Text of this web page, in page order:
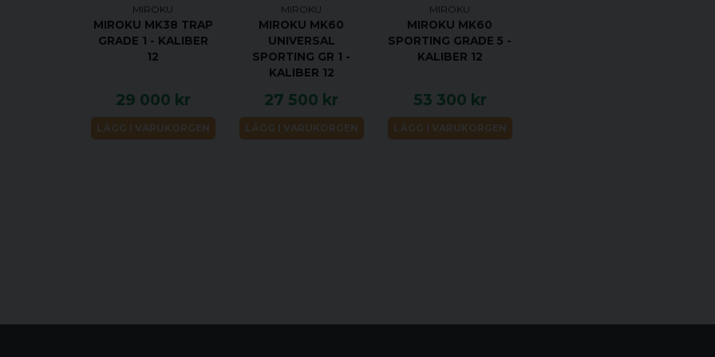
MIROKU
MIROKU MK38 TRAP
GRADE 1 - KALIBER
12
29 000 kr
LÄGG I VARUKORGEN
MIROKU
MIROKU MK60
UNIVERSAL
SPORTING GR 1 -
KALIBER 12
27 500 kr
LÄGG I VARUKORGEN
MIROKU
MIROKU MK60
SPORTING GRADE 5 -
KALIBER 12
53 300 kr
LÄGG I VARUKORGEN